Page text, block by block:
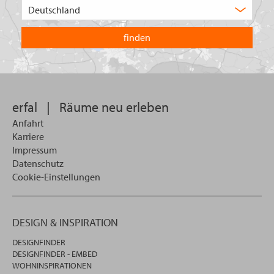
in
welchem
Land
Sie
suchen
erfal | Räume neu erleben
Anfahrt
Karriere
Impressum
Datenschutz
Cookie-Einstellungen
DESIGN & INSPIRATION
DESIGNFINDER
DESIGNFINDER - EMBED
WOHNINSPIRATIONEN